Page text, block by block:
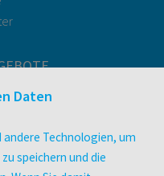
Daten
Technologien, um
speichern und die